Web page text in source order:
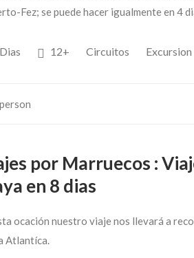
Fez; se puede hacer igualmente en 4
12+ Circuitos Excursion
por Marruecos :
en 8 dias
ocación nuestro viaje nos llevará a
Atlantíca.